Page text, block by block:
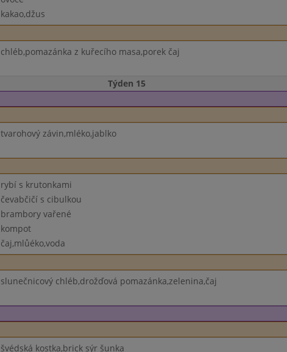
kakao,džus
chléb,pomazánka z kuřecího masa,porek čaj
Týden 15
tvarohový závin,mléko,jablko
rybí s krutonkami
čevabčičí s cibulkou
brambory vařené
kompot
čaj,mlůéko,voda
slunečnicový chléb,drožďová pomazánka,zelenina,čaj
švédská kostka,brick sýr šunka